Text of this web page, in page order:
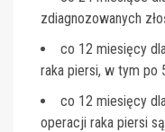
zdiagnozowanych
co 12 miesięcy
raka piersi, w tym po
co 12 miesięcy
operacji raka piersi